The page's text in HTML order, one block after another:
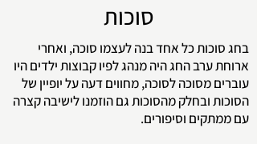
סוכות
בחג סוכות כל אחד בנה לעצמו סוכה, ואחרי
ארוחת ערב החג היה מנהג לפיו קבוצות ילדים היו
עוברים מסוכה לסוכה, מחווים דעה על יופיין של
הסוכות ובחלק מהסוכות גם הוזמנו לישיבה קצרה
עם ממתקים וסיפורים.